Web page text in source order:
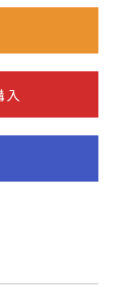
入